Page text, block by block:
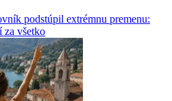
podstúpil extrémnu premenu:
za všetko